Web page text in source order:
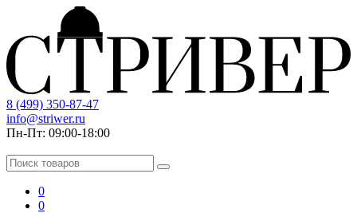
8 (499) 350-87-47
info@striwer.ru
Пн-Пт: 09:00-18:00
0
0